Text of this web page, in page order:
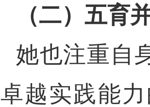
（二）五育
她也注重自
卓越实践能